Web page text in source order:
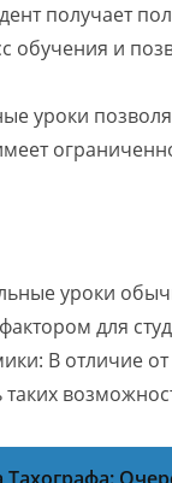
получает
обучения и
уроки
уроки
для
В отличие
таких